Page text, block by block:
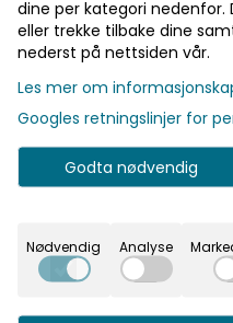
Kentucky Horsewear
Kingsland Equestrian
dine per kategori nedenfor.
eller trekke tilbake dine
nederst på nettsiden vår.
Les mer om
Googles retningslinjer for
Godta nødvendig
Nødvendig Analyse